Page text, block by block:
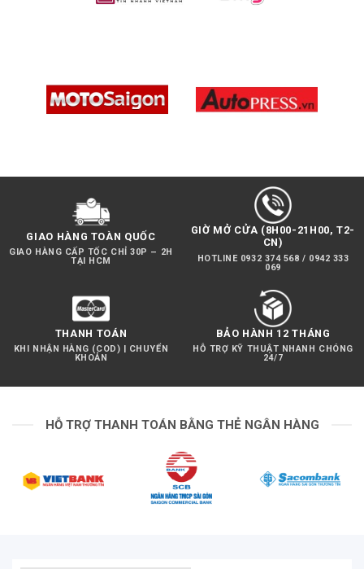
GIAO HÀNG TOÀN QUỐC
GIAO HÀNG CẤP TỐC CHỈ 30P – 2H
TẠI HCM
GIỜ MỞ CỬA (8H00-21H00, T2-
CN)
HOTLINE 0932 374 568 / 0942 333
069
THANH TOÁN
KHI NHẬN HÀNG (COD) | CHUYỂN
KHOẢN
BẢO HÀNH 12 THÁNG
HỖ TRỢ KỸ THUẬT NHANH CHÓNG
24/7
HỖ TRỢ THANH TOÁN BẰNG THẺ NGÂN HÀNG